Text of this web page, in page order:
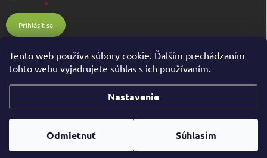
Tento web používa súbory cookie. Ďalším prechádzaním
tohto webu vyjadrujete súhlas s ich používaním.
Nastavenie
Odmietnuť Súhlasím
Prihlásiť sa
Vytvoril Shoptet
Copyright 2026 . Všetky práva vyhradené.